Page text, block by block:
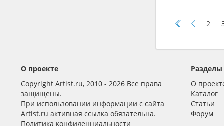
2
О проекте
Copyright Artist.ru, 2010 - 2026 Все права
защищены.
При использовании информации с сайта
Artist.ru активная ссылка обязательна.
Политика конфиденциальности
Разделы
О
Каталог
Статьи
Форум